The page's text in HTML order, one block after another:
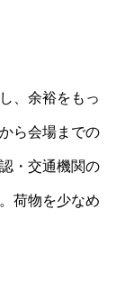
、余裕をもっ
ら会場までの
・交通機関の
荷物を少なめ